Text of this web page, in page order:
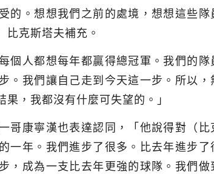
的。想想我們之前的處境，想想這些隊
克斯塔夫補充。
個人都想每年都贏得總冠軍。我們的隊
。我們讓自己走到今天這一步。所以，
，我都沒有什麼可失望的。」
哥康寧漢也表達認同，「他說得對（比
一年。我們進步了很多。比去年進步了
，成為一支比去年更強的球隊。我們做